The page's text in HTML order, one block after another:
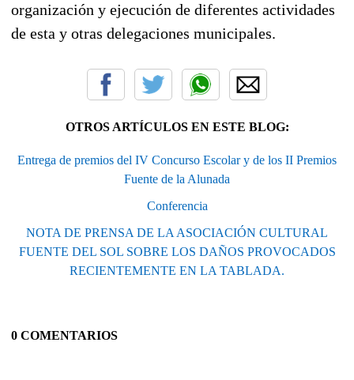
organización y ejecución de diferentes actividades
de esta y otras delegaciones municipales.
OTROS ARTÍCULOS EN ESTE BLOG:
Entrega de premios del IV Concurso Escolar y de los II Premios
Fuente de la Alunada
Conferencia
NOTA DE PRENSA DE LA ASOCIACIÓN CULTURAL
FUENTE DEL SOL SOBRE LOS DAÑOS PROVOCADOS
RECIENTEMENTE EN LA TABLADA.
0 COMENTARIOS